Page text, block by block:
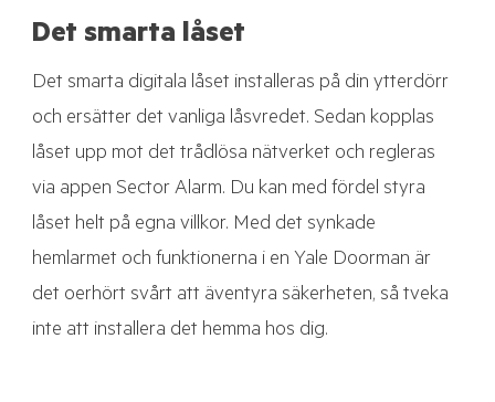
Det smarta låset
Det smarta digitala låset installeras på din ytterdörr
och ersätter det vanliga låsvredet. Sedan kopplas
låset upp mot det trådlösa nätverket och regleras
via appen Sector Alarm. Du kan med fördel styra
låset helt på egna villkor. Med det synkade
hemlarmet och funktionerna i en Yale Doorman är
det oerhört svårt att äventyra säkerheten, så tveka
inte att installera det hemma hos dig.